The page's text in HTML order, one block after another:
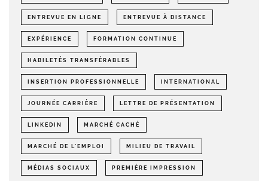
ENTREVUE EN LIGNE ENTREVUE À DISTANCE
EXPÉRIENCE FORMATION CONTINUE
HABILETÉS TRANSFÉRABLES
INSERTION PROFESSIONNELLE INTERNATIONAL
JOURNÉE CARRIÈRE LETTRE DE PRÉSENTATION
LINKEDIN MARCHÉ CACHÉ
MARCHÉ DE L'EMPLOI MILIEU DE TRAVAIL
MÉDIAS SOCIAUX PREMIÈRE IMPRESSION